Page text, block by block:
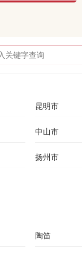
昆明市
中山市
扬州市
陶笛